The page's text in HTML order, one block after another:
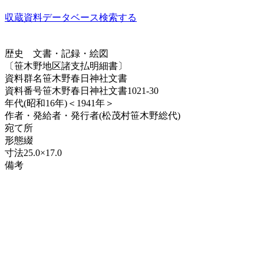
収蔵資料データベース検索する
歴史
文書・記録・絵図
〔笹木野地区諸支払明細書〕
資料群名笹木野春日神社文書
資料番号笹木野春日神社文書1021-30
年代(昭和16年)＜1941年＞
作者・発給者・発行者(松茂村笹木野総代)
宛て所
形態綴
寸法25.0×17.0
備考